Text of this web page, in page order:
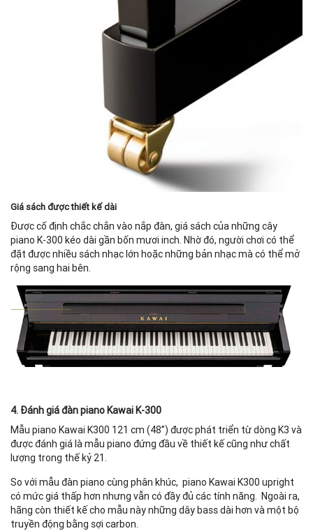
Giá sách được thiết kế dài
Được cố định chắc chắn vào nắp đàn, giá sách của những cây
piano K-300 kéo dài gần bốn mươi inch. Nhờ đó, người chơi có thể
đặt được nhiều sách nhạc lớn hoặc những bản nhạc mà có thể mở
rộng sang hai bên.
4. Đánh giá đàn piano Kawai K-300
Mẫu piano Kawai K300 121 cm (48”) được phát triển từ dòng K3 và
được đánh giá là mẫu piano đứng đầu về thiết kế cũng như chất
lượng trong thế kỷ 21.
So với mẫu đàn piano cùng phân khúc, piano Kawai K300 upright
có mức giá thấp hơn nhưng vẫn có đầy đủ các tính năng. Ngoài ra,
hãng còn thiết kế cho mẫu này những dây bass dài hơn và một bộ
truyền động bằng sợi carbon.